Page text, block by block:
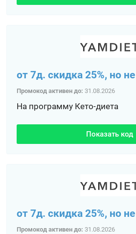
от 7д. скидка 25%, но
Промокод активен до: 31.08.2026
На программу Кето-диета
Показать код
от 7д. скидка 25%, но
Промокод активен до: 31.08.2026